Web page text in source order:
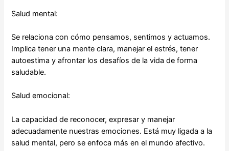
Salud mental:
Se relaciona con cómo pensamos, sentimos y actuamos.
Implica tener una mente clara, manejar el estrés, tener
autoestima y afrontar los desafíos de la vida de forma
saludable.
Salud emocional:
La capacidad de reconocer, expresar y manejar
adecuadamente nuestras emociones. Está muy ligada a la
salud mental, pero se enfoca más en el mundo afectivo.